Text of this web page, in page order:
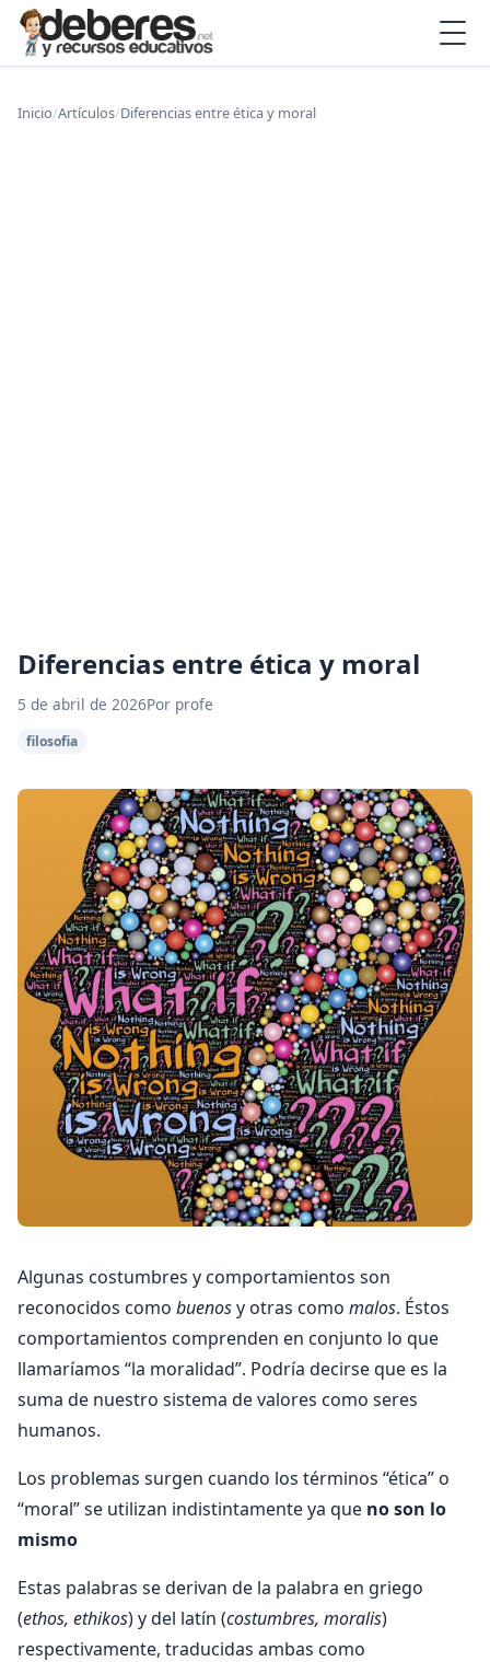
Inicio/Artículos/Diferencias entre ética y moral
Diferencias entre ética y moral
5 de abril de 2026Por profe
filosofia
Algunas costumbres y comportamientos son
reconocidos como buenosy otras como malos. Éstos
comportamientos comprenden en conjunto lo que
llamaríamos “la moralidad”. Podría decirse que es la
suma de nuestro sistema de valores como seres
humanos.
Los problemas surgen cuando los términos “ética” o
“moral” se utilizan indistintamente ya que no son lo
mismo
Estas palabras se derivan de la palabra en griego
(ethos, ethikos) y del latín (costumbres, moralis)
respectivamente, traducidas ambas como